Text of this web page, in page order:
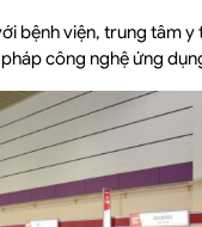
bệnh viện, trung tâm y
công nghệ ứng